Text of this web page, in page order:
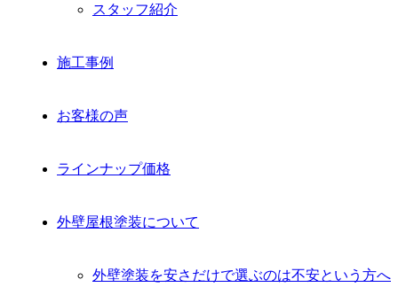
スタッフ紹介
施工事例
お客様の声
ラインナップ価格
外壁屋根塗装について
外壁塗装を安さだけで選ぶのは不安という方へ